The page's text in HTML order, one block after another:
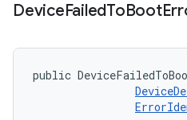
DeviceFailedToBoot
public